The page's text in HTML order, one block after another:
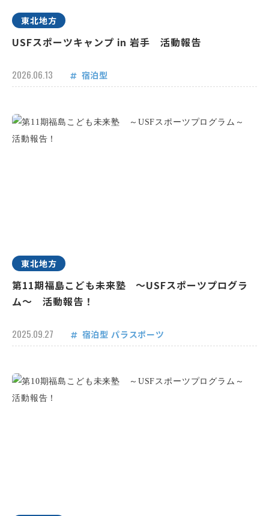
東北地方
USFスポーツキャンプ in 岩手 活動報告
2026.06.13 宿泊型
東北地方
第11期福島こども未来塾 ～USFスポーツプログラ
ム～ 活動報告！
2025.09.27 宿泊型 パラスポーツ